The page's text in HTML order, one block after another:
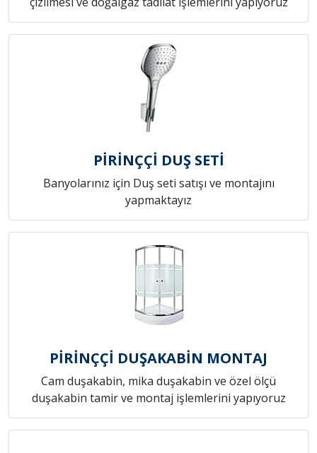
PİRİNÇÇİ DUŞ SETİ
Banyolarınız için Duş seti satışı ve montajını
yapmaktayız
PİRİNÇÇİ DUŞAKABİN MONTAJ
Cam duşakabin, mika duşakabin ve özel ölçü
duşakabin tamir ve montaj işlemlerini yapıyoruz